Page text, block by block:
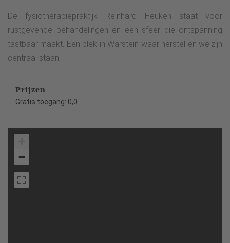
De fysiotherapiepraktijk Reinhard Heuken staat voor
rustgevende behandelingen en een sfeer die ontspanning
tastbaar maakt. Een plek in Warstein waar herstel en welzijn
centraal staan.
Prijzen
Gratis toegang: 0,0
−